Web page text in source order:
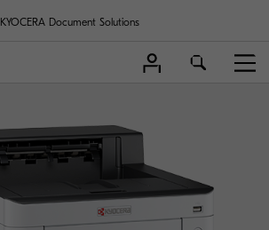
KYOCERA Document Solutions